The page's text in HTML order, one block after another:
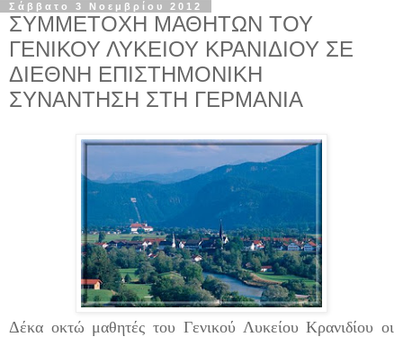
Σάββατο 3 Νοεμβρίου 2012
ΣΥΜΜΕΤΟΧΗ ΜΑΘΗΤΩΝ ΤΟΥ
ΓΕΝΙΚΟΥ ΛΥΚΕΙΟΥ ΚΡΑΝΙΔΙΟΥ ΣΕ
ΔΙΕΘΝΗ ΕΠΙΣΤΗΜΟΝΙΚΗ
ΣΥΝΑΝΤΗΣΗ ΣΤΗ ΓΕΡΜΑΝΙΑ
Δέκα οκτώ μαθητές του Γενικού Λυκείου Κρανιδίου οι